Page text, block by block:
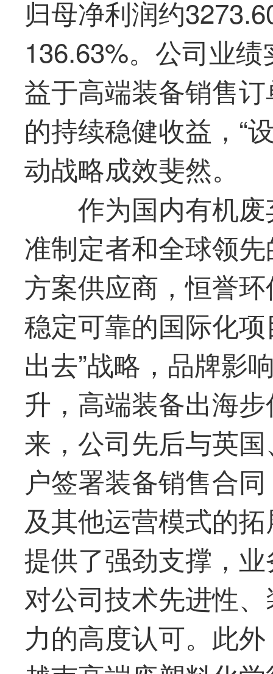
归母净利润约
136.63%。公司业
益于高端装备销售
的持续稳健收益，“
动战略成效斐然。
作为国内有机
准制定者和全球领
方案供应商，恒誉
稳定可靠的国际化
出去”战略，品牌影
升，高端装备出海
来，公司先后与英
户签署装备销售合
及其他运营模式的
提供了强劲支撑，
对公司技术先进性
力的高度认可。此